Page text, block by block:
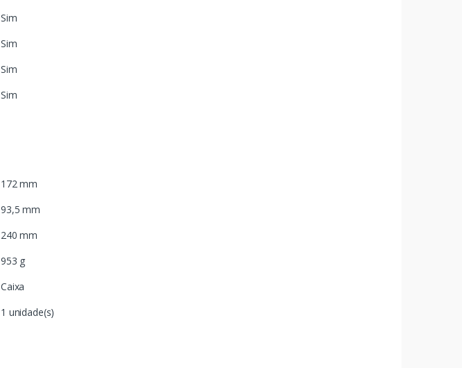
Sim
Sim
Sim
Sim
172 mm
93,5 mm
240 mm
953 g
Caixa
1 unidade(s)